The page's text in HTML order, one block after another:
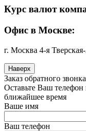
Курс валют
Офис в Москве:
г. Москва 4-я
Наверх
Заказ обратного звонка
Оставьте Ваш
ближайшее время
Ваше имя
Ваш телефон